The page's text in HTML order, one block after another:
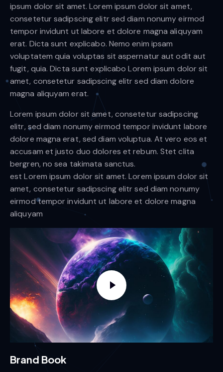
ipsum dolor sit amet. Lorem ipsum dolor sit amet,
consetetur sadipscing elitr sed diam nonumy eirmod
tempor invidunt ut labore et dolore magna aliquyam
erat. Dicta sunt explicabo. Nemo enim ipsam
voluptatem quia voluptas sit aspernatur aut odit aut
fugit, quia. Dicta sunt explicabo Lorem ipsum dolor sit
amet, consetetur sadipscing elitr sed diam dolore
magna aliquyam erat.
Lorem ipsum dolor sit amet, consetetur sadipscing
elitr, sed diam nonumy eirmod tempor invidunt labore
dolore magna erat, sed diam voluptua. At vero eos et
accusam et justo duo dolores et rebum. Stet clita
bergren, no sea takimata sanctus.
est Lorem ipsum dolor sit amet. Lorem ipsum dolor sit
amet, consetetur sadipscing elitr sed diam nonumy
eirmod tempor invidunt ut labore et dolore magna
aliquyam
Brand Book